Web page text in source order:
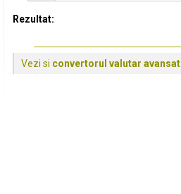
Rezultat:
Vezi si convertorul valutar avansat